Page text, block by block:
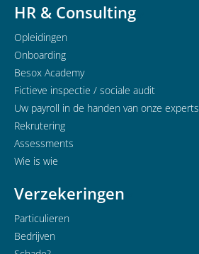
HR & Consulting
Opleidingen
Onboarding
Besox Academy
Fictieve inspectie / sociale audit
Uw payroll in de handen van onze experts
Rekrutering
Assessments
Wie is wie
Verzekeringen
Particulieren
Bedrijven